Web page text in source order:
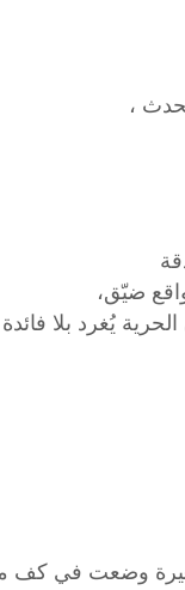
،
ضيّق،
يُغرد بلا فائدة
صغيرة وضعت في